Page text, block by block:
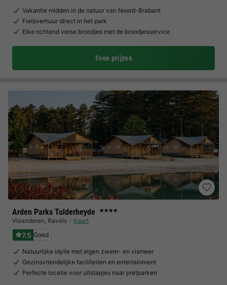
Vakantie midden in de natuur van Noord-Brabant
Fietsverhuur direct in het park
Elke ochtend verse broodjes met de broodjesservice
Toon prijzen
Arden Parks Tulderheyde ★★★★
Vlaanderen, Ravels Kaart
7.5 Goed
Natuurlijke idylle met eigen zwem- en vismeer
Gezinsvriendelijke faciliteiten en entertainment
Perfecte locatie voor uitstapjes naar pretparken